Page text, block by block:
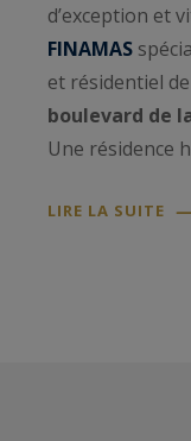
d’exception et
FINAMAS
et résidentiel
boulevard de
Une résidence
LIRE LA SUITE